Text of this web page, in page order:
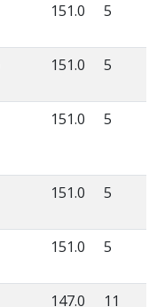
151.0 5
151.0 5
151.0 5
151.0 5
151.0 5
147.0 11